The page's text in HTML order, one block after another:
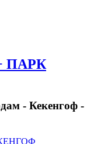
ПАРК
- Кекенгоф -